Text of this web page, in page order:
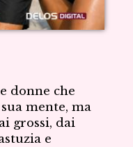
donne che
mente, ma
grossi, dai
e